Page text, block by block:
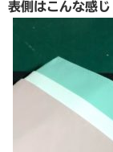
表側はこんな感じ